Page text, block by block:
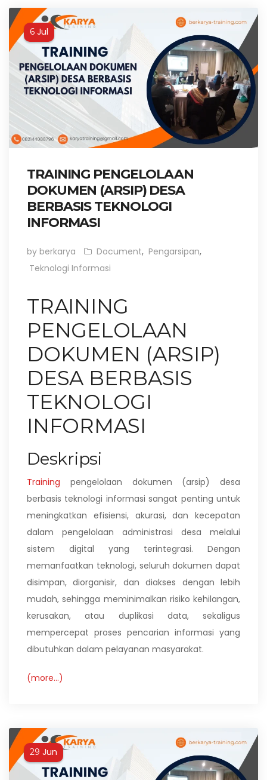
6 Jul
TRAINING PENGELOLAAN
DOKUMEN (ARSIP) DESA
BERBASIS TEKNOLOGI
INFORMASI
by berkarya Document, Pengarsipan,
Teknologi Informasi
TRAINING
PENGELOLAAN
DOKUMEN (ARSIP)
DESA BERBASIS
TEKNOLOGI
INFORMASI
Deskripsi
Training pengelolaan dokumen (arsip) desa
berbasis teknologi informasi sangat penting untuk
meningkatkan efisiensi, akurasi, dan kecepatan
dalam pengelolaan administrasi desa melalui
sistem digital yang terintegrasi. Dengan
memanfaatkan teknologi, seluruh dokumen dapat
disimpan, diorganisir, dan diakses dengan lebih
mudah, sehingga meminimalkan risiko kehilangan,
kerusakan, atau duplikasi data, sekaligus
mempercepat proses pencarian informasi yang
dibutuhkan dalam pelayanan masyarakat.
(more…)
29 Jun